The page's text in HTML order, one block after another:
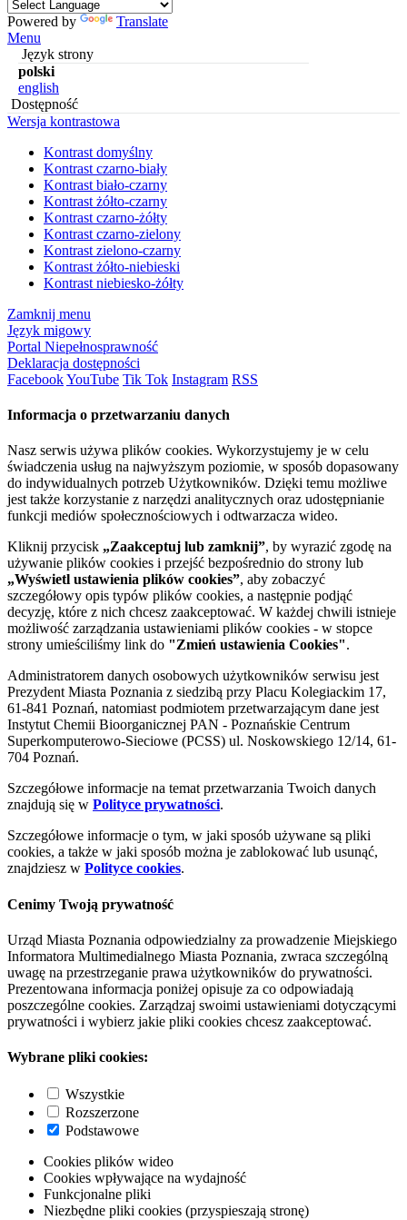
Powered by
Translate
Menu
Język strony
polski
english
Dostępność
Wersja kontrastowa
Kontrast domyślny
Kontrast czarno-biały
Kontrast biało-czarny
Kontrast żółto-czarny
Kontrast czarno-żółty
Kontrast czarno-zielony
Kontrast zielono-czarny
Kontrast żółto-niebieski
Kontrast niebiesko-żółty
Zamknij menu
Język migowy
Portal Niepełnosprawność
Deklaracja dostępności
FacebookYouTube Tik Tok Instagram RSS
Informacja o przetwarzaniu danych
Nasz serwis używa plików cookies. Wykorzystujemy je w celu
świadczenia usług na najwyższym poziomie, w sposób dopasowany
do indywidualnych potrzeb Użytkowników. Dzięki temu możliwe
jest także korzystanie z narzędzi analitycznych oraz udostępnianie
funkcji mediów społecznościowych i odtwarzacza wideo.
Kliknij przycisk „Zaakceptuj lub zamknij”, by wyrazić zgodę na
używanie plików cookies i przejść bezpośrednio do strony lub
„Wyświetl ustawienia plików cookies”, aby zobaczyć
szczegółowy opis typów plików cookies, a następnie podjąć
decyzję, które z nich chcesz zaakceptować. W każdej chwili istnieje
możliwość zarządzania ustawieniami plików cookies - w stopce
strony umieściliśmy link do "Zmień ustawienia Cookies".
Administratorem danych osobowych użytkowników serwisu jest
Prezydent Miasta Poznania z siedzibą przy Placu Kolegiackim 17,
61-841 Poznań, natomiast podmiotem przetwarzającym dane jest
Instytut Chemii Bioorganicznej PAN - Poznańskie Centrum
Superkomputerowo-Sieciowe (PCSS) ul. Noskowskiego 12/14, 61-
704 Poznań.
Szczegółowe informacje na temat przetwarzania Twoich danych
znajdują się w Polityce prywatności.
Szczegółowe informacje o tym, w jaki sposób używane są pliki
cookies, a także w jaki sposób można je zablokować lub usunąć,
znajdziesz w Polityce cookies.
Cenimy Twoją prywatność
Urząd Miasta Poznania odpowiedzialny za prowadzenie Miejskiego
Informatora Multimedialnego Miasta Poznania, zwraca szczególną
uwagę na przestrzeganie prawa użytkowników do prywatności.
Prezentowana informacja poniżej opisuje za co odpowiadają
poszczególne cookies. Zarządzaj swoimi ustawieniami dotyczącymi
prywatności i wybierz jakie pliki cookies chcesz zaakceptować.
Wybrane pliki cookies:
Wszystkie
Rozszerzone
Podstawowe
Cookies plików wideo
Cookies wpływające na wydajność
Funkcjonalne pliki
Niezbędne pliki cookies (przyspieszają stronę)